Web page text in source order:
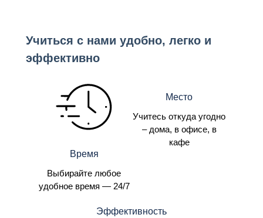
кадровиком
3.3. За какие ошибки в отчетах оштрафуют
компанию и как юристу оправдать кадровика в суде
Учиться с нами удобно, легко и
эффективно
Время
Выбирайте любое
удобное время — 24/7
Место
Учитесь откуда угодно
– дома, в офисе, в
кафе
Эффективность